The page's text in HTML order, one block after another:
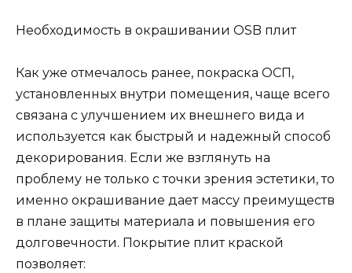
Необходимость в окрашивании OSB плит
Как уже отмечалось ранее, покраска ОСП,
установленных внутри помещения, чаще всего
связана с улучшением их внешнего вида и
используется как быстрый и надежный способ
декорирования. Если же взглянуть на
проблему не только с точки зрения эстетики, то
именно окрашивание дает массу преимуществ
в плане защиты материала и повышения его
долговечности. Покрытие плит краской
позволяет: